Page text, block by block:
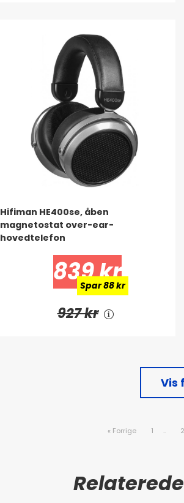
Hifiman HE400se, åben
magnetostat over-ear-
hovedtelefon
839 kr
Spar 88 kr
927 kr
Vis
« Forrige 1 .. 2